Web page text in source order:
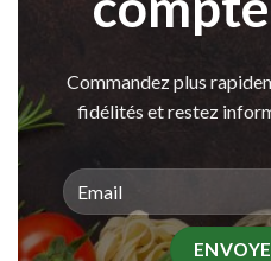
Commandez plus
fidélités et restez